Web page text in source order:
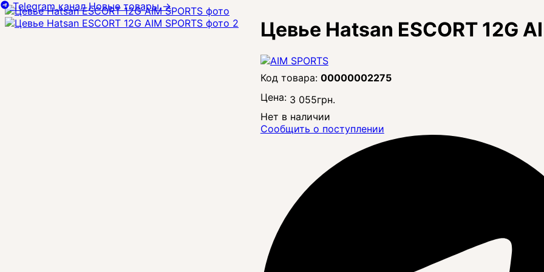
Цевье Hatsan ESCORT 12G
00000002275
Цена: 3 055грн.
Нет в наличии
Сообщить о поступлении
Telegram канал Новые товары→